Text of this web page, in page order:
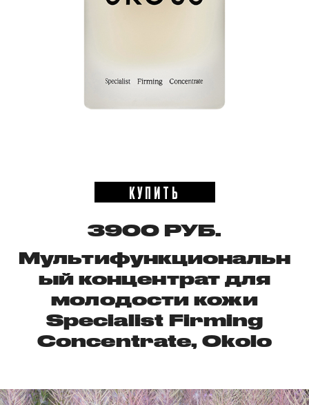
КУПИТЬ
3900 РУБ.
Мультифункциональн
ый концентрат для
молодости кожи
Specialist Firming
Concentrate, Okolo